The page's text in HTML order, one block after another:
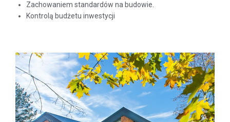
Zachowaniem standardów na budowie.
Kontrolą budżetu inwestycji